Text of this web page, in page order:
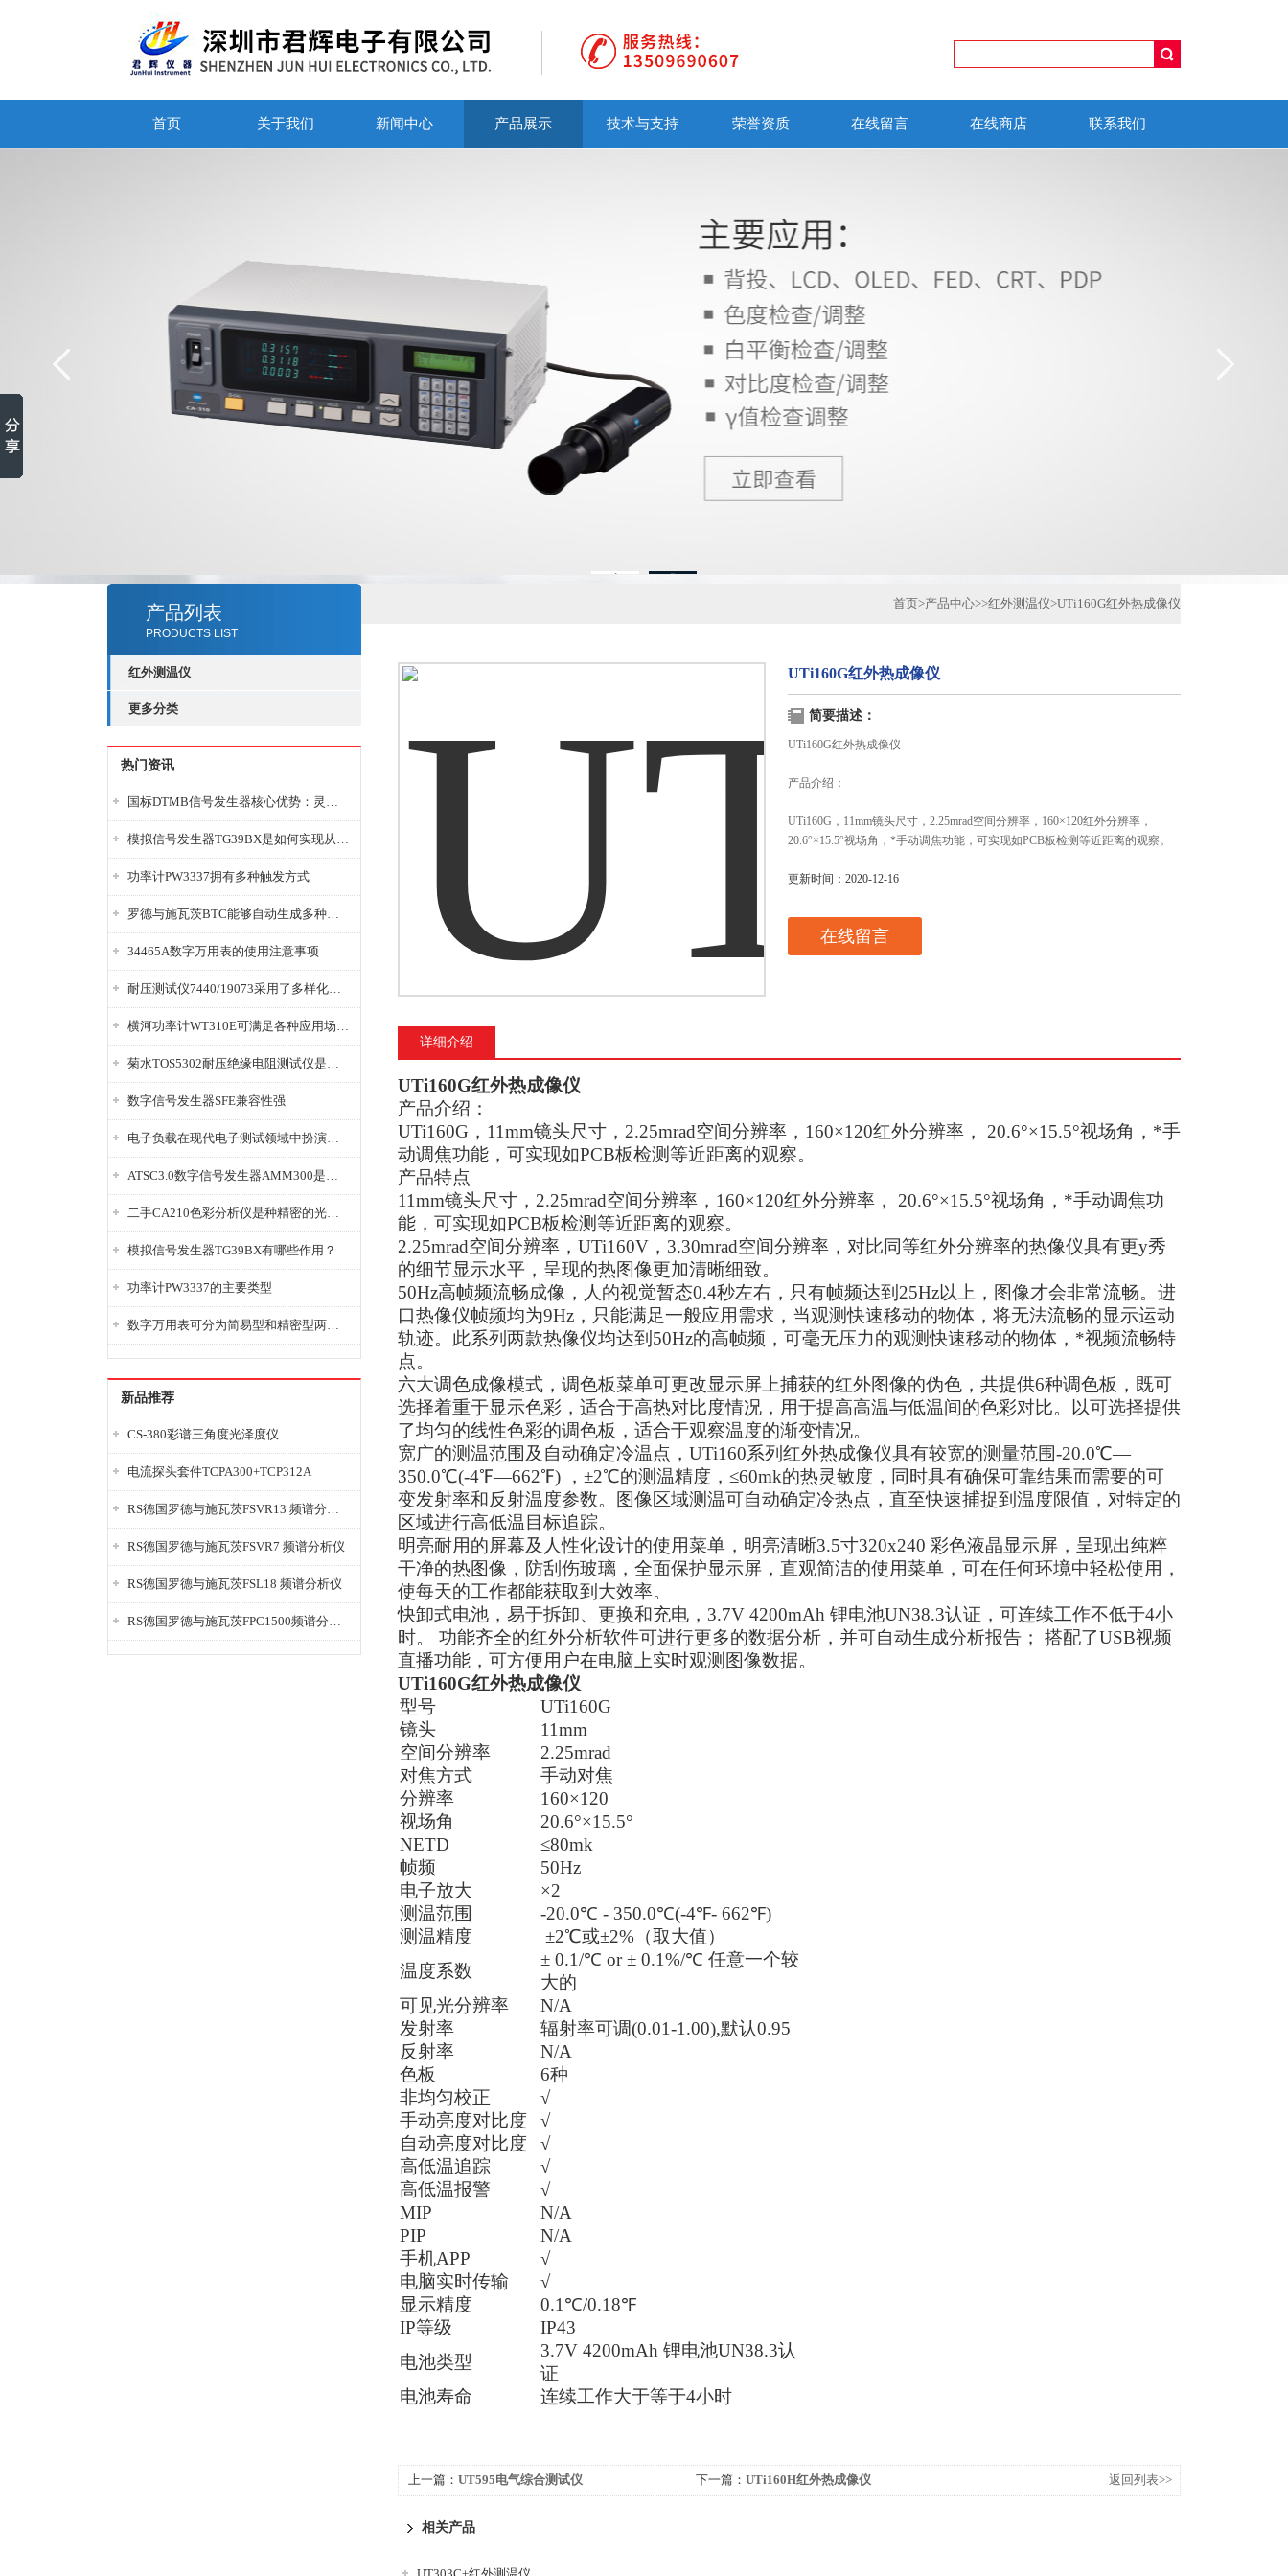
首页 关于我们 新闻中心 产品展示 技术与支持 荣誉资质 在线留言 在线商店 联系我们
1 2
产品列表
PRODUCTS LIST
红外测温仪
更多分类
热门资讯
国标DTMB信号发生器核心优势：灵活性与准确性的结合
模拟信号发生器TG39BX是如何实现从直流到交流的波形转换?
功率计PW3337拥有多种触发方式
罗德与施瓦茨BTC能够自动生成多种音视频信号
34465A数字万用表的使用注意事项
耐压测试仪7440/19073采用了多样化的功能设计
横河功率计WT310E可满足各种应用场景的需求
菊水TOS5302耐压绝缘电阻测试仪是种重要的电气安全检测设备
数字信号发生器SFE兼容性强
电子负载在现代电子测试领域中扮演着重要的角色
ATSC3.0数字信号发生器AMM300是能够产生各种数字信号的电子设备
二手CA210色彩分析仪是种精密的光学测量仪器
模拟信号发生器TG39BX有哪些作用？
功率计PW3337的主要类型
数字万用表可分为简易型和精密型两大类
新品推荐
CS-380彩谱三角度光泽度仪
电流探头套件TCPA300+TCP312A
RS德国罗德与施瓦茨FSVR13 频谱分析仪
RS德国罗德与施瓦茨FSVR7 频谱分析仪
RS德国罗德与施瓦茨FSL18 频谱分析仪
RS德国罗德与施瓦茨FPC1500频谱分析仪
首页>产品中心>>红外测温仪>UTi160G红外热成像仪
UTi160G红外热成像仪
简要描述：
UTi160G红外热成像仪
产品介绍：
UTi160G，11mm镜头尺寸，2.25mrad空间分辨率，160×120红外分辨率，
20.6°×15.5°视场角，*手动调焦功能，可实现如PCB板检测等近距离的观察。
更新时间： 2020-12-16
在线留言
详细介绍
UTi160G红外热成像仪
产品介绍：
UTi160G，11mm镜头尺寸，2.25mrad空间分辨率，160×120红外分辨率， 20.6°×15.5°视场角，*手
动调焦功能，可实现如PCB板检测等近距离的观察。
产品特点
11mm镜头尺寸，2.25mrad空间分辨率，160×120红外分辨率， 20.6°×15.5°视场角，*手动调焦功
能，可实现如PCB板检测等近距离的观察。
2.25mrad空间分辨率，UTi160V，3.30mrad空间分辨率，对比同等红外分辨率的热像仪具有更y秀
的细节显示水平，呈现的热图像更加清晰细致。
50Hz高帧频流畅成像，人的视觉暂态0.4秒左右，只有帧频达到25Hz以上，图像才会非常流畅。进
口热像仪帧频均为9Hz，只能满足一般应用需求，当观测快速移动的物体，将无法流畅的显示运动
轨迹。此系列两款热像仪均达到50Hz的高帧频，可毫无压力的观测快速移动的物体，*视频流畅特
点。
六大调色成像模式，调色板菜单可更改显示屏上捕获的红外图像的伪色，共提供6种调色板，既可
选择着重于显示色彩，适合于高热对比度情况，用于提高高温与低温间的色彩对比。以可选择提供
了均匀的线性色彩的调色板，适合于观察温度的渐变情况。
宽广的测温范围及自动确定冷温点，UTi160系列红外热成像仪具有较宽的测量范围-20.0℃—
350.0℃(-4℉—662℉) ，±2℃的测温精度，≤60mk的热灵敏度，同时具有确保可靠结果而需要的可
变发射率和反射温度参数。图像区域测温可自动确定冷热点，直至快速捕捉到温度限值，对特定的
区域进行高低温目标追踪。
明亮耐用的屏幕及人性化设计的使用菜单，明亮清晰3.5寸320x240 彩色液晶显示屏，呈现出纯粹
干净的热图像，防刮伤玻璃，全面保护显示屏，直观简洁的使用菜单，可在任何环境中轻松使用，
使每天的工作都能获取到大效率。
快卸式电池，易于拆卸、更换和充电，3.7V 4200mAh 锂电池UN38.3认证，可连续工作不低于4小
时。 功能齐全的红外分析软件可进行更多的数据分析，并可自动生成分析报告； 搭配了USB视频
直播功能，可方便用户在电脑上实时观测图像数据。
UTi160G红外热成像仪
型号
UTi160G
镜头
11mm
空间分辨率
2.25mrad
对焦方式
手动对焦
分辨率
160×120
视场角
20.6°×15.5°
NETD
≤80mk
帧频
50Hz
电子放大
×2
测温范围
-20.0℃ - 350.0℃(-4℉- 662℉)
测温精度
±2℃或±2%（取大值）
温度系数
± 0.1/℃ or ± 0.1%/℃ 任意一个较
大的
可见光分辨率
N/A
发射率
辐射率可调(0.01-1.00),默认0.95
反射率
N/A
色板
6种
非均匀校正
√
手动亮度对比度
√
自动亮度对比度
√
高低温追踪
√
高低温报警
√
MIP
N/A
PIP
N/A
手机APP
√
电脑实时传输
√
显示精度
0.1℃/0.18℉
IP等级
IP43
电池类型
3.7V 4200mAh 锂电池UN38.3认
证
电池寿命
连续工作大于等于4小时
上一篇： UT595电气综合测试仪 下一篇： UTi160H红外热成像仪 返回列表>>
相关产品